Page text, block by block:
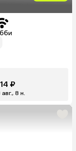
₽
авг., 8 н.